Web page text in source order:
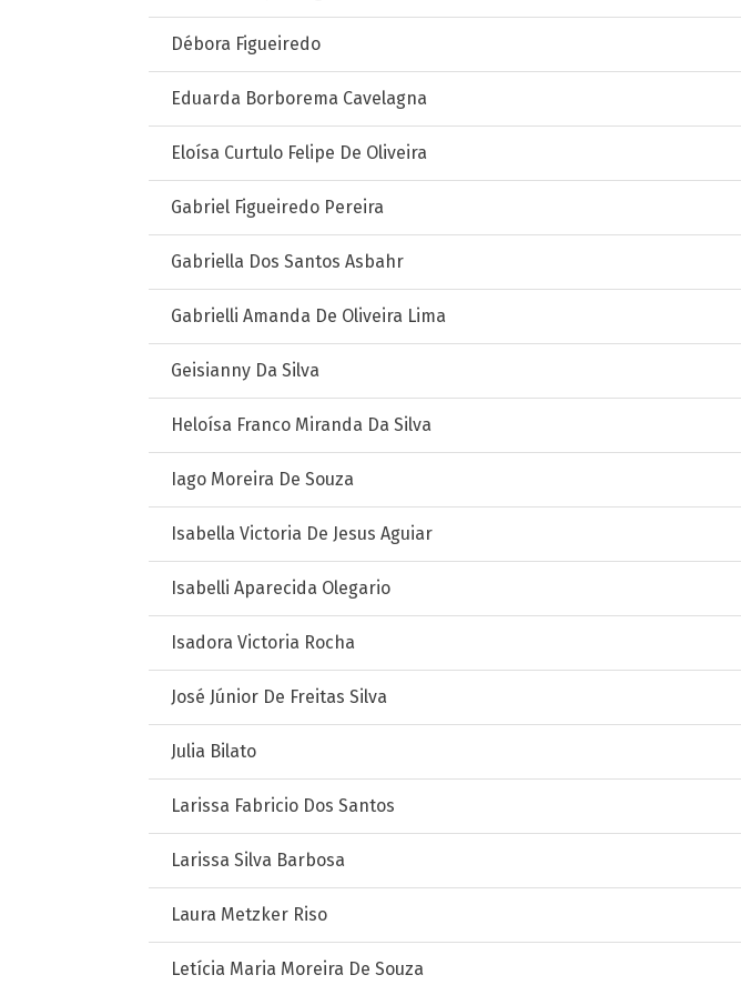
Débora Figueiredo
Eduarda Borborema Cavelagna
Eloísa Curtulo Felipe De Oliveira
Gabriel Figueiredo Pereira
Gabriella Dos Santos Asbahr
Gabrielli Amanda De Oliveira Lima
Geisianny Da Silva
Heloísa Franco Miranda Da Silva
Iago Moreira De Souza
Isabella Victoria De Jesus Aguiar
Isabelli Aparecida Olegario
Isadora Victoria Rocha
José Júnior De Freitas Silva
Julia Bilato
Larissa Fabricio Dos Santos
Larissa Silva Barbosa
Laura Metzker Riso
Letícia Maria Moreira De Souza